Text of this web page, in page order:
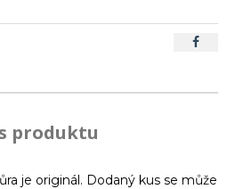
produktu
je originál. Dodaný kus se může